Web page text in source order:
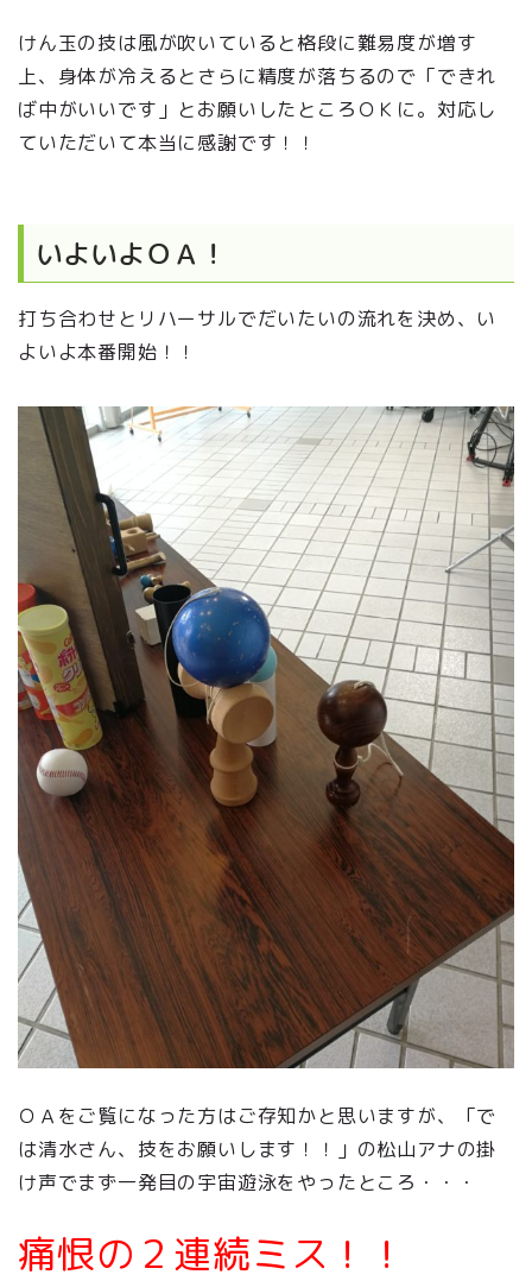
けん玉の技は風が吹いていると格段に難易度が増す
上、身体が冷えるとさらに精度が落ちるので「できれ
ば中がいいです」とお願いしたところＯＫに。対応し
ていただいて本当に感謝です！！
いよいよＯＡ！
打ち合わせとリハーサルでだいたいの流れを決め、い
よいよ本番開始！！
ＯＡをご覧になった方はご存知かと思いますが、「で
は清水さん、技をお願いします！！」の松山アナの掛
け声でまず一発目の宇宙遊泳をやったところ・・・
痛恨の２連続ミス！！